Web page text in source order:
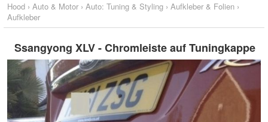
Hood › Auto & Motor › Auto: Tuning & Styling › Aufkleber & Folien ›
Aufkleber
Ssangyong XLV - Chromleiste auf Tuningkappe